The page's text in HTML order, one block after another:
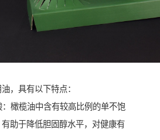
，具有以下特点：
橄榄油中含有较高比例的单不饱
助于降低胆固醇水平，对健康有